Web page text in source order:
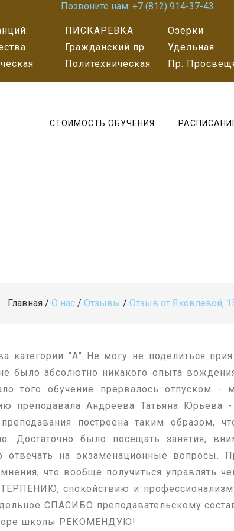
Позвоните нам: +7 (812) 914-37-43
ПИСКАРЕВКА
Гражданский пр.
Политехническая
Озерки
Удельная
Пр.
СТОИМОСТЬ ОБУЧЕНИЯ
Главная/ О нас/ Отзывы / Отзыв от Яковлевой,
категории "А" Не могу не поделиться
было абсолютно никакого опыта
того обучение прервалось отпуском
преподавала Андреева Татьяна Юрьева
построена таким образом,
Достаточно было посещать занятия,
отвечать на экзаменационные вопросы.
что вообще получиться управлять
спокойствию и
СПАСИБО преподавательскому
школы РЕКОМЕНДУЮ!